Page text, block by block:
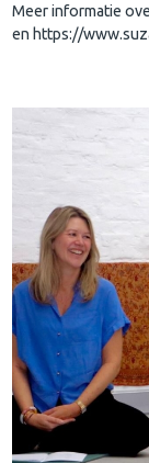
Meer informatie
en https://